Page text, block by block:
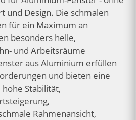
und Design. Die schmalen
für ein Maximum an
besonders helle,
und Arbeitsräume
aus Aluminium erfüllen
und bieten eine
Stabilität,
Rahmenansicht,